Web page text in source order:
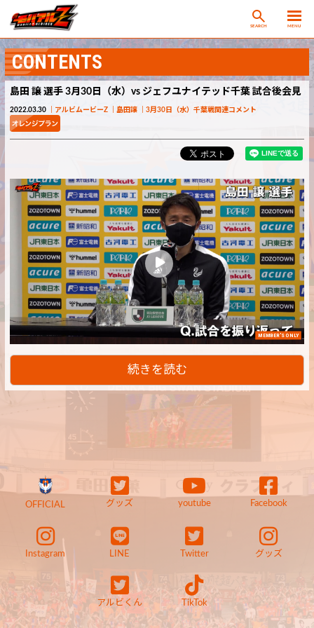
SEARCH MENU
CONTENTS
島田 譲 選手 3月30日（水）vs ジェフユナイテッド千葉 試合後会見
2022.03.30 アルビムービーZ 島田譲 3月30日（水）千葉戦関連コメント
MEMBER'S ONLY
続きを読む
OFFICIAL グッズ youtube Facebook
Instagram LINE Twitter グッズ
アルビくん TikTok